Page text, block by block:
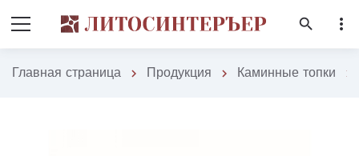
search more_vert
Главная страница chevron_right Продукция chevron_right Каминные топки chevron_right